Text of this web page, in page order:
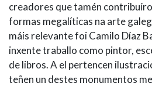
creadores que tamén
formas megalíticas na arte
máis relevante foi Camilo Díaz
inxente traballo como pintor,
de libros. A el pertencen
teñen un destes monumentos